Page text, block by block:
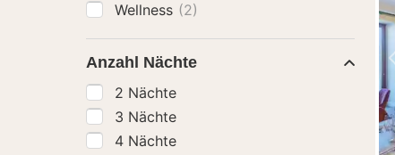
Wellness (2)
Anzahl Nächte
2 Nächte
3 Nächte
4 Nächte